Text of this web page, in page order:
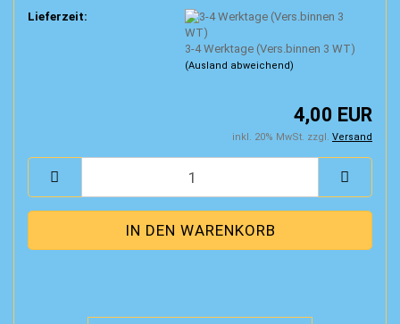
Lieferzeit:
3-4 Werktage (Vers.binnen 3 WT)
(Ausland abweichend)
4,00 EUR
inkl. 20% MwSt. zzgl. Versand